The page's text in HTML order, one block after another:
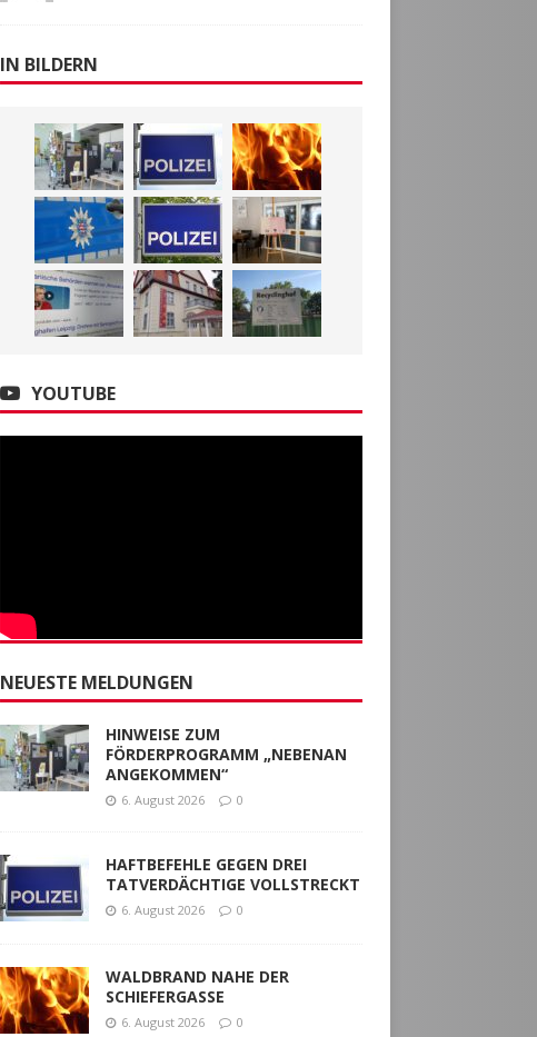
IN BILDERN
YOUTUBE
NEUESTE MELDUNGEN
HINWEISE ZUM
FÖRDERPROGRAMM „NEBENAN
ANGEKOMMEN“
6. August 2026 0
HAFTBEFEHLE GEGEN DREI
TATVERDÄCHTIGE VOLLSTRECKT
6. August 2026 0
WALDBRAND NAHE DER
SCHIEFERGASSE
6. August 2026 0